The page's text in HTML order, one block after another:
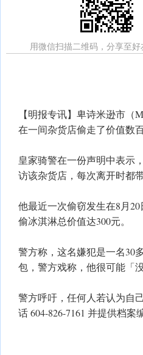
用微信扫描二维码，分享至
【明报专讯】卑诗米逊市
在一间杂货店偷走了价值数
皇家骑警在一份声明中表示
访该杂货店，每次离开时都
他最近一次偷窃发生在8月
偷冰淇淋总价值达300元。
警方称，这名嫌犯是一名30
包，警方戏称，他很可能「
警方呼吁，任何人若认为自
话 604-826-7161 并提供档案